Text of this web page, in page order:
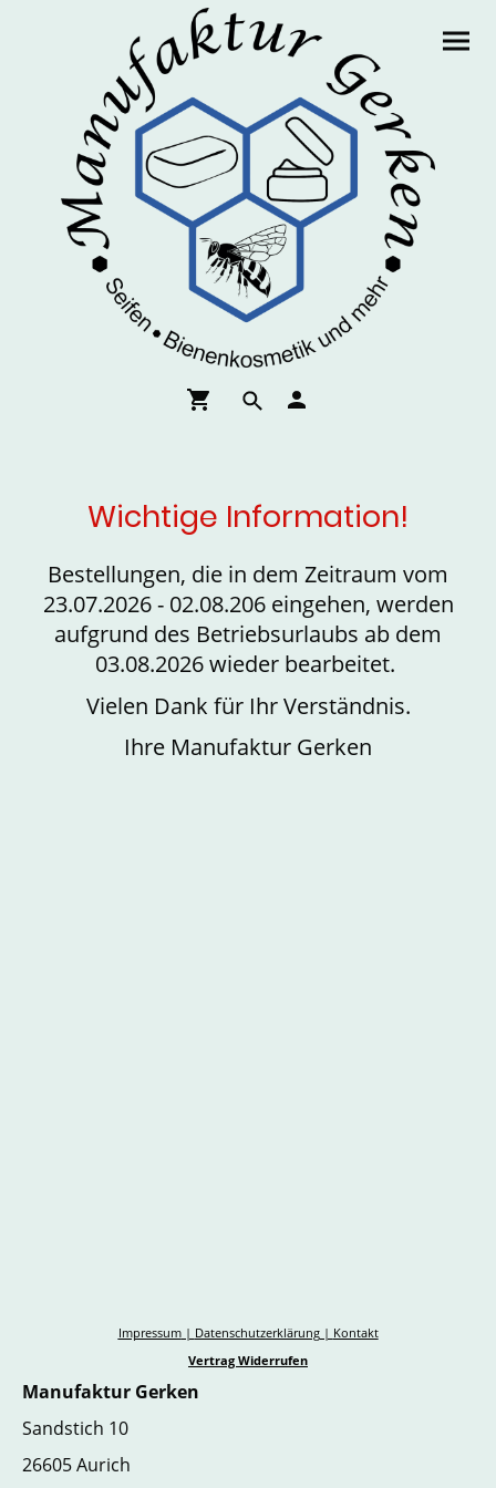
Wichtige Information!
Bestellungen, die in dem Zeitraum vom
23.07.2026 - 02.08.206 eingehen, werden
aufgrund des Betriebsurlaubs ab dem
03.08.2026 wieder bearbeitet.
Vielen Dank für Ihr Verständnis.
Ihre Manufaktur Gerken
Impressum| Datenschutzerklärung| Kontakt
Vertrag Widerrufen
Manufaktur Gerken
Sandstich 10
26605 Aurich